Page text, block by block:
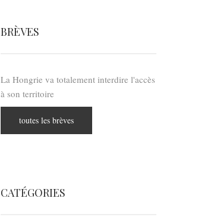
BRÈVES
La Hongrie va totalement interdire l'accès
à son territoire
toutes les brèves
CATÉGORIES